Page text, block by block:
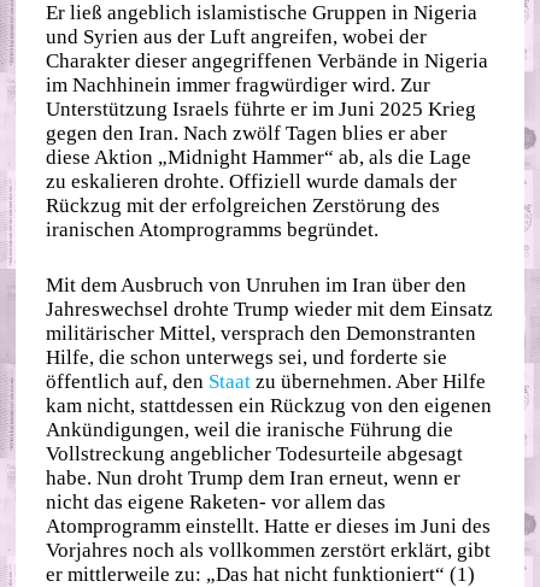
Er ließ angeblich islamistische Gruppen in Nigeria
und Syrien aus der Luft angreifen, wobei der
Charakter dieser angegriffenen Verbände in Nigeria
im Nachhinein immer fragwürdiger wird. Zur
Unterstützung Israels führte er im Juni 2025 Krieg
gegen den Iran. Nach zwölf Tagen blies er aber
diese Aktion „Midnight Hammer“ ab, als die Lage
zu eskalieren drohte. Offiziell wurde damals der
Rückzug mit der erfolgreichen Zerstörung des
iranischen Atomprogramms begründet.
Mit dem Ausbruch von Unruhen im Iran über den
Jahreswechsel drohte Trump wieder mit dem Einsatz
militärischer Mittel, versprach den Demonstranten
Hilfe, die schon unterwegs sei, und forderte sie
öffentlich auf, den Staat zu übernehmen. Aber Hilfe
kam nicht, stattdessen ein Rückzug von den eigenen
Ankündigungen, weil die iranische Führung die
Vollstreckung angeblicher Todesurteile abgesagt
habe. Nun droht Trump dem Iran erneut, wenn er
nicht das eigene Raketen- vor allem das
Atomprogramm einstellt. Hatte er dieses im Juni des
Vorjahres noch als vollkommen zerstört erklärt, gibt
er mittlerweile zu: „Das hat nicht funktioniert“ (1)